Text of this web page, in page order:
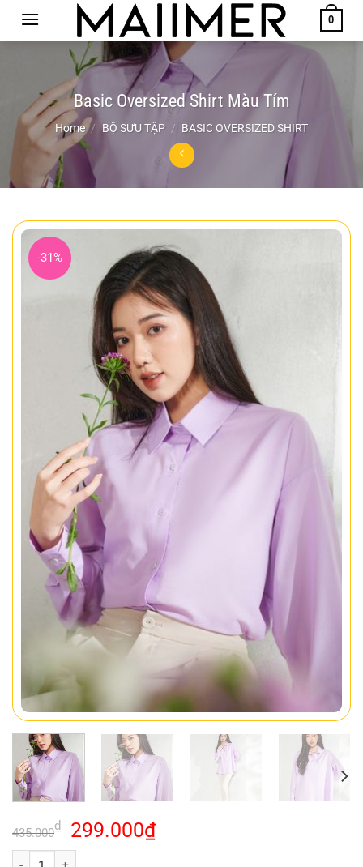
0
Basic Oversized Shirt Màu Tím
Home / BỘ SƯU TẬP / BASIC OVERSIZED SHIRT
-31%
435.000₫ 299.000₫
Basic Oversized Shirt Màu Tím quantity